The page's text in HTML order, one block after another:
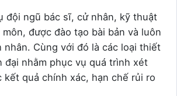
đội ngũ bác sĩ, cử nhân, kỹ thuật
được đào tạo bài bản và luôn
nhân. Cùng với đó là các loại thiết
đại nhằm phục vụ quá trình xét
kết quả chính xác, hạn chế rủi ro